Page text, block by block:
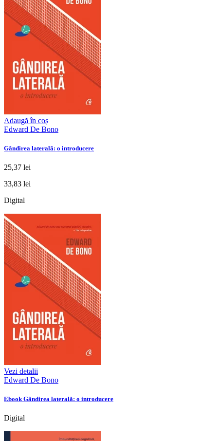
Adaugă în coș
Edward De Bono
Gândirea laterală: o introducere
25,37 lei
33,83 lei
Digital
Vezi detalii
Edward De Bono
Ebook Gândirea laterală: o introducere
Digital